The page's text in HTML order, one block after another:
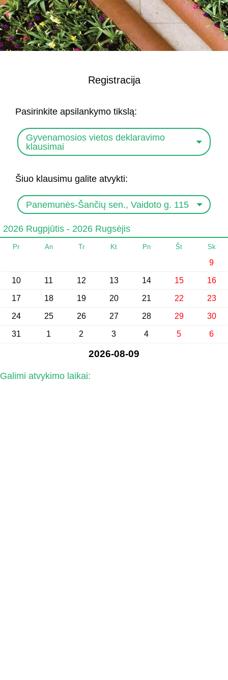
Registracija
Pasirinkite apsilankymo tikslą:
Gyvenamosios vietos deklaravimo
klausimai
Šiuo klausimu galite atvykti:
Panemunės-Šančių sen., Vaidoto g. 115
2026 Rugpjūtis - 2026 Rugsėjis
Pr An Tr Kt Pn Št Sk
9
10 11 12 13 14 15 16
17 18 19 20 21 22 23
24 25 26 27 28 29 30
31 1 2 3 4 5 6
2026-08-09
Galimi atvykimo laikai: